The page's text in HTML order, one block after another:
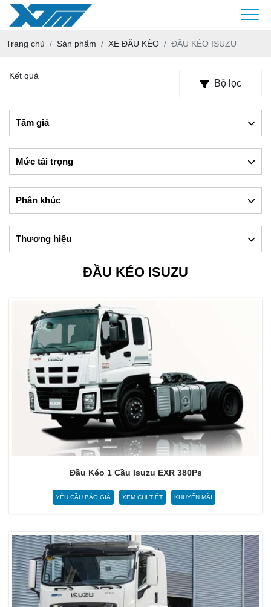
Trang chủ Sản phẩm XE ĐẦU KÉO ĐẦU KÉO ISUZU
Kết quả
Bộ lọc
Tầm giá
Mức tải trọng
Phân khúc
Thương hiệu
ĐẦU KÉO ISUZU
Đầu Kéo 1 Cầu Isuzu EXR 380Ps
YÊU CẦU BÁO GIÁ XEM CHI TIẾT KHUYẾN MÃI